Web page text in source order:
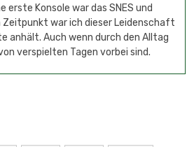
erste Konsole war das SNES und
war ich dieser Leidenschaft
anhält. Auch wenn durch den Alltag
verspielten Tagen vorbei sind.